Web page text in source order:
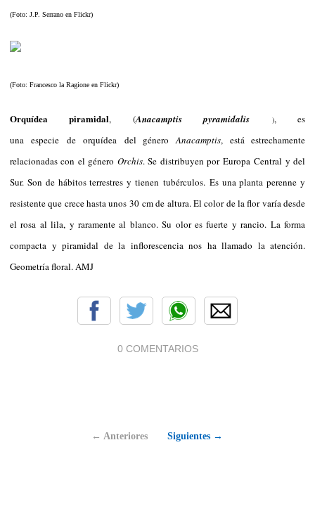
(Foto: J.P. Serrano en Flickr)
(Foto: Francesco la Ragione en Flickr)
Orquídea piramidal, (Anacamptis pyramidalis ), es
una especie de orquídea del géneroAnacamptis, está estrechamente
relacionadas con el géneroOrchis. Se distribuyen por Europa Central y del
Sur. Son de hábitos terrestres y tienen tubérculos. Es una planta perenne y
resistente que crece hasta unos 30 cm de altura. El color de la flor varía desde
el rosa al lila, y raramente al blanco. Su olor es fuerte y rancio. La forma
compacta y piramidal de la inflorescencia nos ha llamado la atención.
Geometría floral. AMJ
0 COMENTARIOS
← Anteriores Siguientes →